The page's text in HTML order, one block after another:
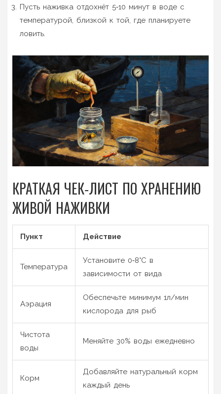
Пусть наживка отдохнёт 5‑10 минут в воде с
температурой, близкой к той, где планируете
ловить.
КРАТКАЯ ЧЕК‑ЛИСТ ПО ХРАНЕНИЮ
ЖИВОЙ НАЖИВКИ
Пункт Действие
Температура
Установите 0‑8°C в
зависимости от вида
Аэрация
Обеспечьте минимум 1л/мин
кислорода для рыб
Чистота
воды
Меняйте 30% воды ежедневно
Корм
Добавляйте натуральный корм
каждый день